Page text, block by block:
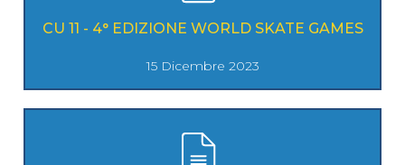
CU 11 - 4° EDIZIONE WORLD SKATE GAMES
15 Dicembre 2023